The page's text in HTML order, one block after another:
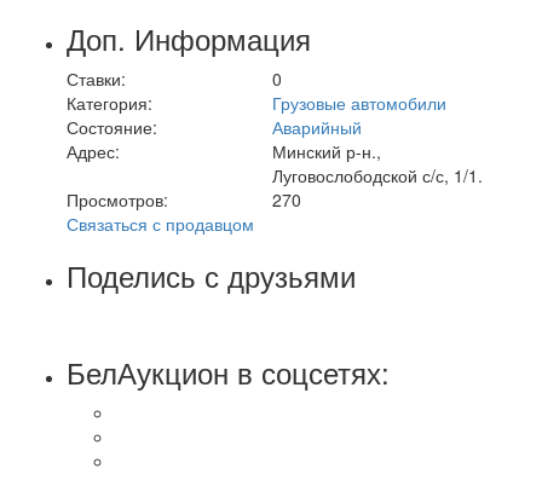
Доп. Информация
Ставки:
0
Категория:
Грузовые автомобили
Состояние:
Аварийный
Адрес:
Минский р-н.,
Луговослободской с/с, 1/1.
Просмотров:
270
Связаться с продавцом
Поделись с друзьями
БелАукцион в соцсетях: